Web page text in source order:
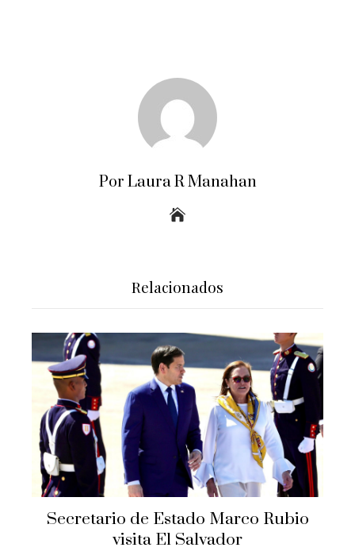
Por Laura R Manahan
Relacionados
Secretario de Estado Marco Rubio
visita El Salvador